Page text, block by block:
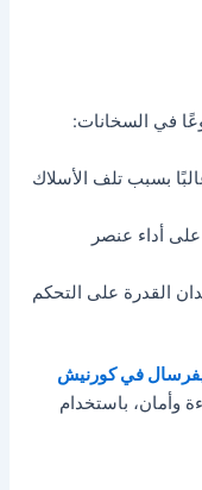
في السخانات:
بسبب تلف الأسلاك
على أداء عنصر
القدرة على التحكم
في كورنيش
وأمان، باستخدام